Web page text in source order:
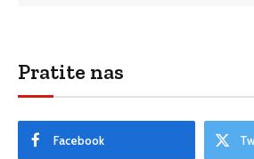
Pratite nas
Facebook